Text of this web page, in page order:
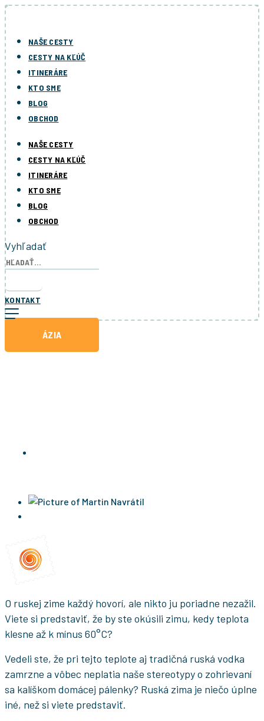
Preskočiť
na
obsahNAŠE CESTY
CESTY NA KĽÚČ
ITINERÁRE
KTO SME
BLOG
OBCHOD
NAŠE CESTY
CESTY NA KĽÚČ
ITINERÁRE
KTO SME
BLOG
OBCHOD
Vyhľadať
KONTAKT
ÁZIA
O ruskej zime každý hovorí, ale nikto ju poriadne nezažil.
Viete si predstaviť, že by ste okúsili zimu, kedy teplota
klesne až k mínus 60°C?
Vedeli ste, že pri tejto teplote aj tradičná ruská vodka
zamrzne a vôbec neplatia naše stereotypy o zohrievaní
sa kalíškom domácej pálenky? Ruská zima je niečo úplne
iné, než si viete predstaviť.